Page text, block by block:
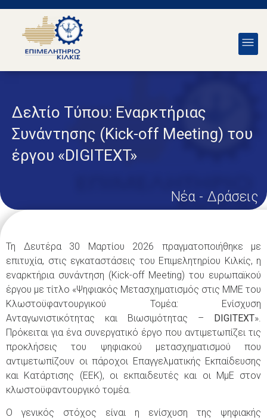
Δελτίο Τύπου: Εναρκτήριας
Συνάντησης (Kick-off Meeting) του
έργου «DIGITEXT»
Νέα - Δράσεις
Τη Δευτέρα 30 Μαρτίου 2026 πραγματοποιήθηκε με
επιτυχία, στις εγκαταστάσεις του Επιμελητηρίου Κιλκίς, η
εναρκτήρια συνάντηση (Kick-off Meeting) του ευρωπαϊκού
έργου με τίτλο «Ψηφιακός Μετασχηματισμός στις ΜΜΕ του
Κλωστοϋφαντουργικού Τομέα: Ενίσχυση
Ανταγωνιστικότητας και Βιωσιμότητας – DIGITEXT».
Πρόκειται για ένα συνεργατικό έργο που αντιμετωπίζει τις
προκλήσεις του ψηφιακού μετασχηματισμού που
αντιμετωπίζουν οι πάροχοι Επαγγελματικής Εκπαίδευσης
και Κατάρτισης (ΕΕΚ), οι εκπαιδευτές και οι ΜμΕ στον
κλωστοϋφαντουργικό τομέα.
Ο γενικός στόχος είναι η ενίσχυση της ψηφιακής